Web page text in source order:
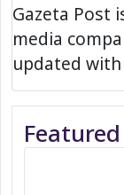
Gazeta Post
media
updated